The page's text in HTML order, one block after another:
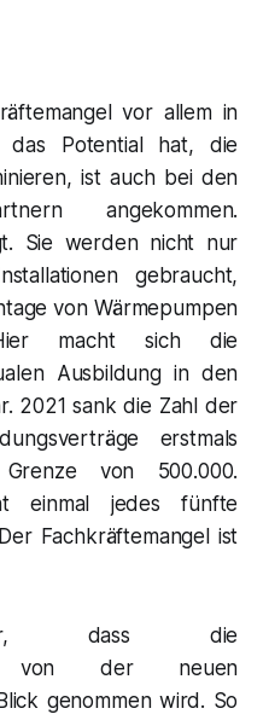
vor allem in
das Potential hat, die
ist auch bei den
angekommen.
Sie werden nicht nur
gebraucht,
von Wärmepumpen
macht sich die
Ausbildung in den
2021 sank die Zahl der
erstmals
von 500.000.
einmal jedes fünfte
Fachkräftemangel ist
dass die
von der neuen
genommen wird. So